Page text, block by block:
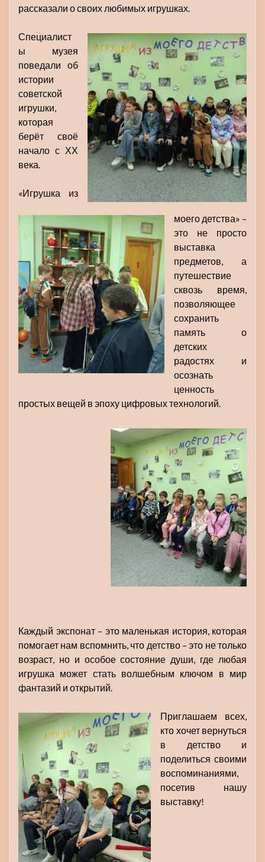
рассказали о своих любимых игрушках.
Специалист
ы музея
поведали об
истории
советской
игрушки,
которая
берёт своё
начало с ХХ
века.
«Игрушка из
моего детства» –
это не просто
выставка
предметов, а
путешествие
сквозь время,
позволяющее
сохранить
память о
детских
радостях и
осознать
ценность
простых вещей в эпоху цифровых технологий.
Каждый экспонат – это маленькая история, которая
помогает нам вспомнить, что детство – это не только
возраст, но и особое состояние души, где любая
игрушка может стать волшебным ключом в мир
фантазий и открытий.
Приглашаем всех,
кто хочет вернуться
в детство и
поделиться своими
воспоминаниями,
посетив нашу
выставку!